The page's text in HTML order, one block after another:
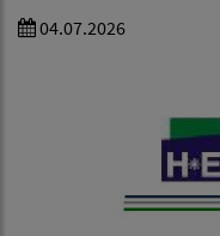
04.07.2026